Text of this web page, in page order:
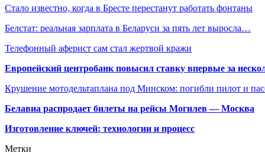
Стало известно, когда в Бресте перестанут работать фонтаны
Белстат: реальная зарплата в Беларуси за пять лет выросла…
Телефонный аферист сам стал жертвой кражи
Европейский центробанк повысил ставку впервые за
Крушение мотодельтаплана под Минском: погибли пилот и
Белавиа распродает билеты на рейсы Могилев — Москва
Изготовление ключей: технологии и процесс
Метки